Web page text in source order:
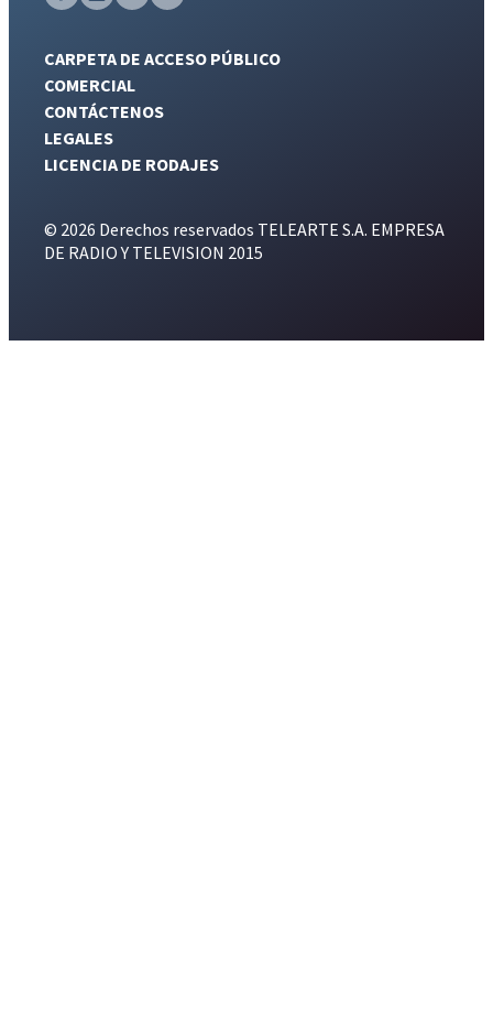
CARPETA DE ACCESO PÚBLICO
COMERCIAL
CONTÁCTENOS
LEGALES
LICENCIA DE RODAJES
© 2026 Derechos reservados TELEARTE S.A. EMPRESA
DE RADIO Y TELEVISION 2015